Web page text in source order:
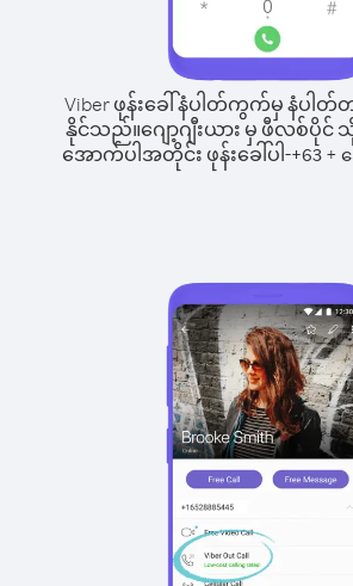
Viber ဖုန်းခေါ်နံပါတ်ကွက်မှ နံပါတ်
နိုင်သည်။ဂျော့ဂျီးယား မှ ဖီလစ်ပိုင်
အောက်ပါအတိုင်း ဖုန်းခေါ်ပါ-+63+